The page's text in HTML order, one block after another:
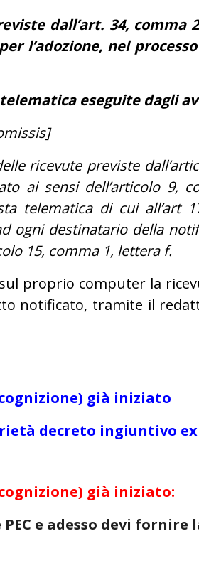
dall’art. 34, comma
l’adozione, nel
eseguite dagli
ricevute previste
ai sensi dell’articolo 9,
telematica di cui
ogni destinatario della
15, comma 1, lettera f.
proprio computer la
notificato, tramite il
già iniziato
decreto ingiuntivo ex
già iniziato:
e adesso devi fornire